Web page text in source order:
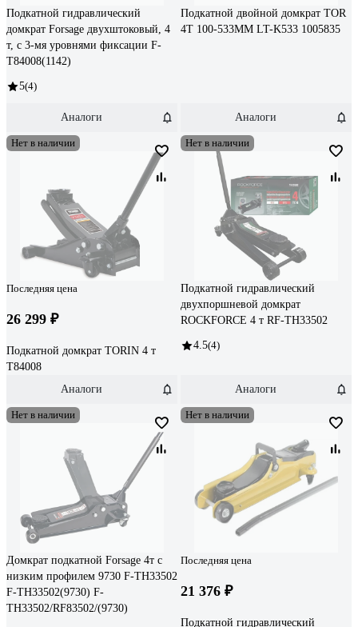
Подкатной гидравлический
домкрат Forsage двухштоковый, 4
т, с 3-мя уровнями фиксации F-
T84008(1142)
5(4)
Аналоги
Подкатной двойной домкрат TOR
4Т 100-533MM LT-K533 1005835
Аналоги
Нет в наличии
Последняя цена
26 299 ₽
Подкатной домкрат TORIN 4 т
T84008
Аналоги
Нет в наличии
Подкатной гидравлический
двухпоршневой домкрат
ROCKFORCE 4 т RF-TH33502
4.5(4)
Аналоги
Нет в наличии
Домкрат подкатной Forsage 4т с
низким профилем 9730 F-TH33502
F-TH33502(9730) F-
TH33502/RF83502/(9730)
Нет в наличии
Последняя цена
21 376 ₽
Подкатной гидравлический